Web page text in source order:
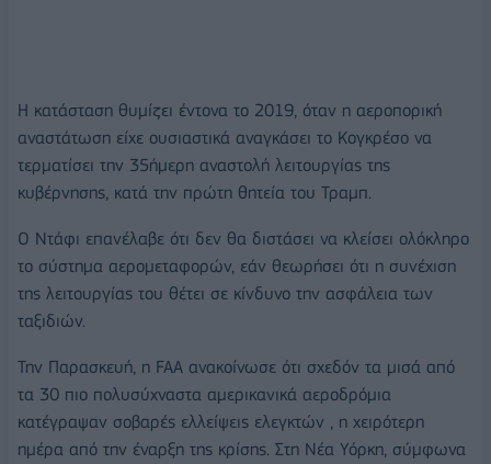
Η κατάσταση θυμίζει έντονα το 2019, όταν η αεροπορική
αναστάτωση είχε ουσιαστικά αναγκάσει το Κογκρέσο να
τερματίσει την 35ήμερη αναστολή λειτουργίας της
κυβέρνησης, κατά την πρώτη θητεία του Τραμπ.
Ο Ντάφι επανέλαβε ότι δεν θα διστάσει να κλείσει ολόκληρο
το σύστημα αερομεταφορών, εάν θεωρήσει ότι η συνέχιση
της λειτουργίας του θέτει σε κίνδυνο την ασφάλεια των
ταξιδιών.
Την Παρασκευή, η FAA ανακοίνωσε ότι σχεδόν τα μισά από
τα 30 πιο πολυσύχναστα αμερικανικά αεροδρόμια
κατέγραψαν σοβαρές ελλείψεις ελεγκτών , η χειρότερη
ημέρα από την έναρξη της κρίσης. Στη Νέα Υόρκη, σύμφωνα